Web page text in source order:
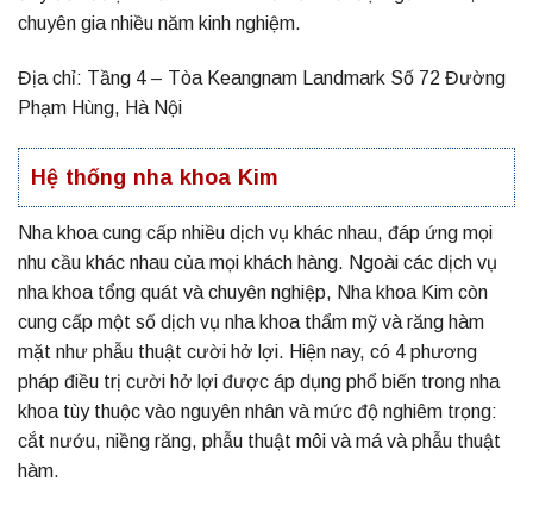
chuyên gia nhiều năm kinh nghiệm.
Địa chỉ: Tầng 4 – Tòa Keangnam Landmark Số 72 Đường
Phạm Hùng, Hà Nội
Hệ thống nha khoa Kim
Nha khoa cung cấp nhiều dịch vụ khác nhau, đáp ứng mọi
nhu cầu khác nhau của mọi khách hàng. Ngoài các dịch vụ
nha khoa tổng quát và chuyên nghiệp, Nha khoa Kim còn
cung cấp một số dịch vụ nha khoa thẩm mỹ và răng hàm
mặt như phẫu thuật cười hở lợi. Hiện nay, có 4 phương
pháp điều trị cười hở lợi được áp dụng phổ biến trong nha
khoa tùy thuộc vào nguyên nhân và mức độ nghiêm trọng:
cắt nướu, niềng răng, phẫu thuật môi và má và phẫu thuật
hàm.